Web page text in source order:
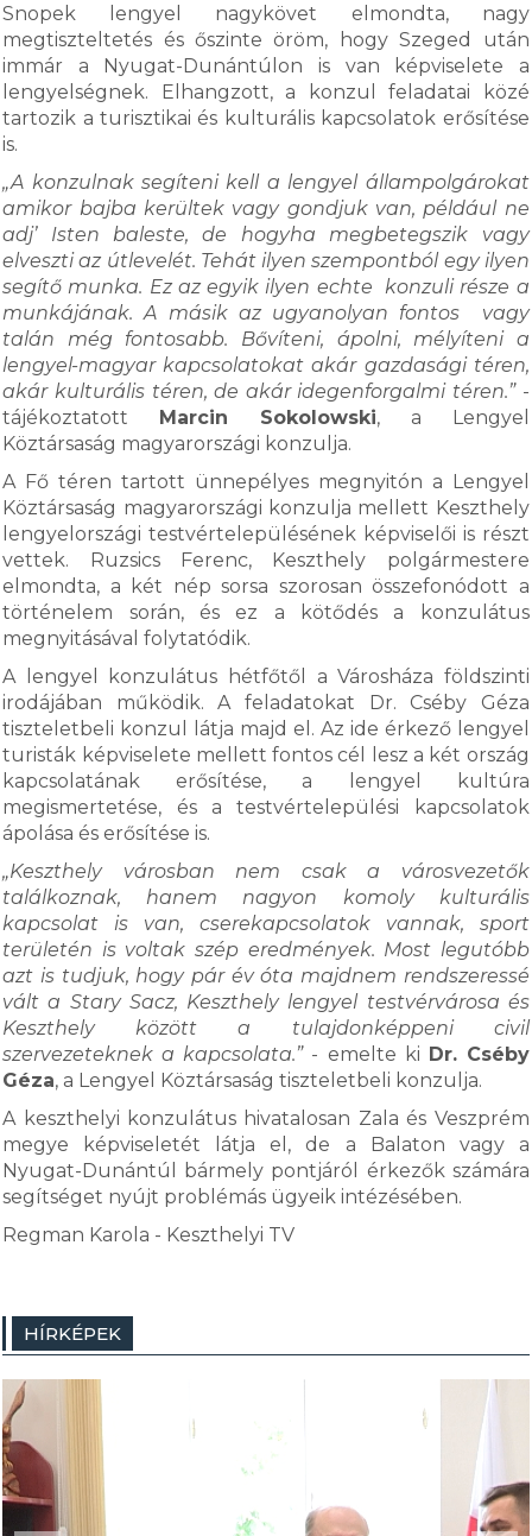
Snopek lengyel nagykövet elmondta, nagy
megtiszteltetés és őszinte öröm, hogy Szeged után
immár a Nyugat-Dunántúlon is van képviselete a
lengyelségnek. Elhangzott, a konzul feladatai közé
tartozik a turisztikai és kulturális kapcsolatok erősítése
is.
„A konzulnak segíteni kell a lengyel állampolgárokat
amikor bajba kerültek vagy gondjuk van, például ne
adj’ Isten baleste, de hogyha megbetegszik vagy
elveszti az útlevelét. Tehát ilyen szempontból egy ilyen
segítő munka. Ez az egyik ilyen echte konzuli része a
munkájának. A másik az ugyanolyan fontos vagy
talán még fontosabb. Bővíteni, ápolni, mélyíteni a
lengyel-magyar kapcsolatokat akár gazdasági téren,
akár kulturális téren, de akár idegenforgalmi téren.”-
tájékoztatott Marcin Sokolowski, a Lengyel
Köztársaság magyarországi konzulja.
A Fő téren tartott ünnepélyes megnyitón a Lengyel
Köztársaság magyarországi konzulja mellett Keszthely
lengyelországi testvértelepülésének képviselői is részt
vettek. Ruzsics Ferenc, Keszthely polgármestere
elmondta, a két nép sorsa szorosan összefonódott a
történelem során, és ez a kötődés a konzulátus
megnyitásával folytatódik.
A lengyel konzulátus hétfőtől a Városháza földszinti
irodájában működik. A feladatokat Dr. Cséby Géza
tiszteletbeli konzul látja majd el. Az ide érkező lengyel
turisták képviselete mellett fontos cél lesz a két ország
kapcsolatának erősítése, a lengyel kultúra
megismertetése, és a testvértelepülési kapcsolatok
ápolása és erősítése is.
„Keszthely városban nem csak a városvezetők
találkoznak, hanem nagyon komoly kulturális
kapcsolat is van, cserekapcsolatok vannak, sport
területén is voltak szép eredmények. Most legutóbb
azt is tudjuk, hogy pár év óta majdnem rendszeressé
vált a Stary Sacz, Keszthely lengyel testvérvárosa és
Keszthely között a tulajdonképpeni civil
szervezeteknek a kapcsolata.”- emelte ki Dr. Cséby
Géza, a Lengyel Köztársaság tiszteletbeli konzulja.
A keszthelyi konzulátus hivatalosan Zala és Veszprém
megye képviseletét látja el, de a Balaton vagy a
Nyugat-Dunántúl bármely pontjáról érkezők számára
segítséget nyújt problémás ügyeik intézésében.
Regman Karola - Keszthelyi TV
HÍRKÉPEK